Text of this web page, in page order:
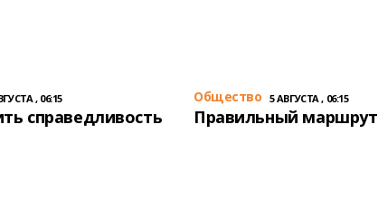
, 06:15
справедливость
Общество 5 АВГУСТА , 06:15
Правильный маршрут